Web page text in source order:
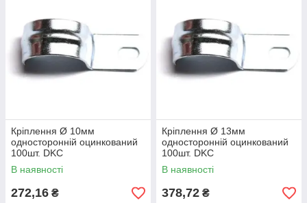
Кріплення Ø 10мм
односторонній оцинкований
100шт. DKC
В наявності
272,16 ₴
Кріплення Ø 13мм
односторонній оцинкований
100шт. DKC
В наявності
378,72 ₴